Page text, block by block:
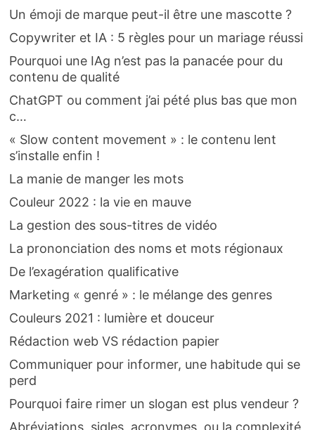
Un émoji de marque peut-il être une mascotte ?
Copywriter et IA : 5 règles pour un mariage réussi
Pourquoi une IAg n’est pas la panacée pour du
contenu de qualité
ChatGPT ou comment j’ai pété plus bas que mon
c…
« Slow content movement » : le contenu lent
s’installe enfin !
La manie de manger les mots
Couleur 2022 : la vie en mauve
La gestion des sous-titres de vidéo
La prononciation des noms et mots régionaux
De l’exagération qualificative
Marketing « genré » : le mélange des genres
Couleurs 2021 : lumière et douceur
Rédaction web VS rédaction papier
Communiquer pour informer, une habitude qui se
perd
Pourquoi faire rimer un slogan est plus vendeur ?